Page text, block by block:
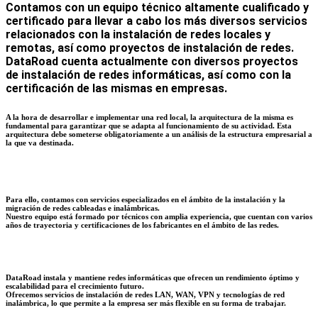
Contamos con un equipo técnico altamente cualificado y
certificado para llevar a cabo los más diversos servicios
relacionados con la instalación de redes locales y
remotas, así como proyectos de instalación de redes.
DataRoad cuenta actualmente con diversos proyectos
de instalación de redes informáticas, así como con la
certificación de las mismas en empresas.
A la hora de desarrollar e implementar una red local, la arquitectura de la misma es
fundamental para garantizar que se adapta al funcionamiento de su actividad. Esta
arquitectura debe someterse obligatoriamente a un análisis de la estructura empresarial a
la que va destinada.
Para ello, contamos con servicios especializados en el ámbito de la instalación y la
migración de redes cableadas e inalámbricas.
Nuestro equipo está formado por técnicos con amplia experiencia, que cuentan con varios
años de trayectoria y certificaciones de los fabricantes en el ámbito de las redes.
DataRoad instala y mantiene redes informáticas que ofrecen un rendimiento óptimo y
escalabilidad para el crecimiento futuro.
Ofrecemos servicios de instalación de redes LAN, WAN, VPN y tecnologías de red
inalámbrica, lo que permite a la empresa ser más flexible en su forma de trabajar.